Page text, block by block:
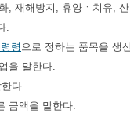
, 재해방지, 휴양ㆍ치유,
.
령 으로 정하는 품목을 생
을 말한다.
다.
금액을 말한다.